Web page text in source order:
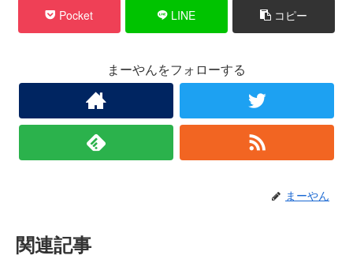
Pocket LINE コピー
まーやんをフォローする
まーやん
関連記事